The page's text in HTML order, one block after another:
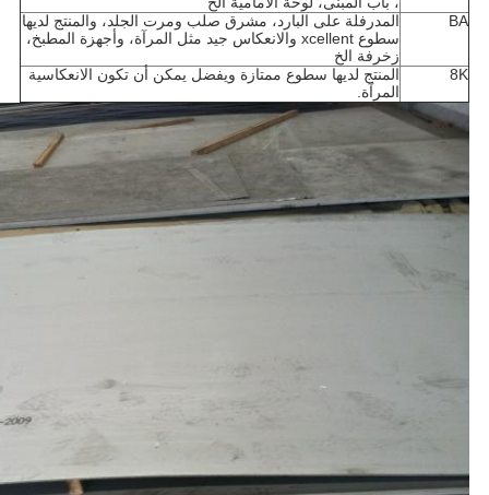
BA
المدرفلة على البارد، مشرق صلب ومرت الجلد، والمنتج لديها
سطوع xcellent والانعكاس جيد مثل المرآة، وأجهزة المطبخ،
زخرفة الخ
8K
المنتج لديها سطوع ممتازة ويفضل يمكن أن تكون الانعكاسية
المرآة.